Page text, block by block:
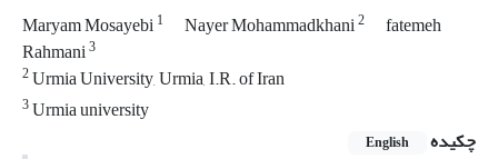
Maryam Mosayebi1 Nayer Mohammadkhani2
fatemeh
Rahmani3
2Urmia University, Urmia, I.R. of Iran
3Urmia university
چکیده
English